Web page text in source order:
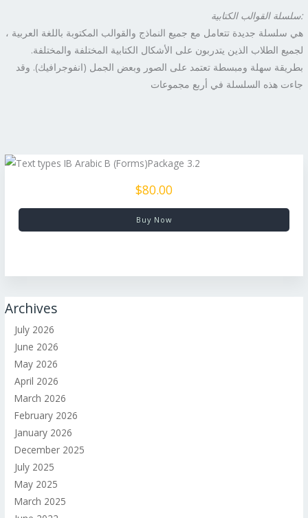
سلسلة القوالب الكتابية:
هي سلسلة جديدة تتعامل مع جميع النماذج والقوالب المكتوبة باللغة العربية ،
لجميع الطلاب الذين يتدربون على الأشكال الكتابية المختلفة والمختلفة.
بطريقة سهلة ومبسطة تعتمد على الصور وبعض الجمل (انفوجرافيك). وقد
جاءت هذه السلسلة في أربع مجموعات
$80.00
Buy Now
Archives
July 2026
June 2026
May 2026
April 2026
March 2026
February 2026
January 2026
December 2025
July 2025
May 2025
March 2025